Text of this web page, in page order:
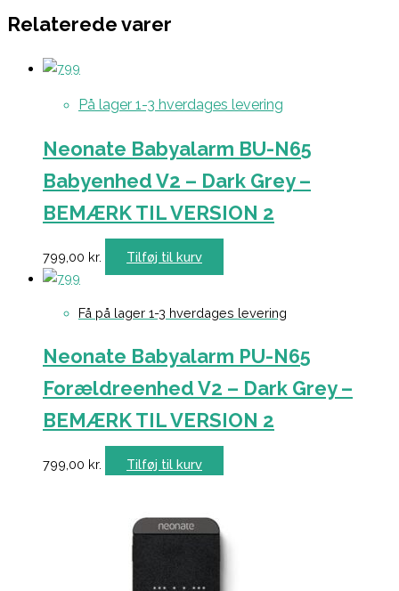
Relaterede varer
På lager 1-3 hverdages levering
Neonate Babyalarm BU-N65
Babyenhed V2 – Dark Grey –
BEMÆRK TIL VERSION 2
799,00 kr. Tilføj til kurv
Få på lager 1-3 hverdages levering
Neonate Babyalarm PU-N65
Forældreenhed V2 – Dark Grey –
BEMÆRK TIL VERSION 2
799,00 kr. Tilføj til kurv